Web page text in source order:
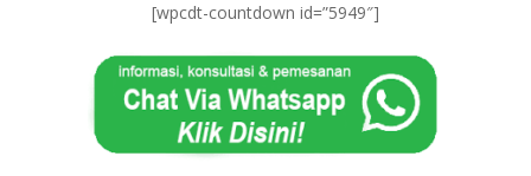
[wpcdt-countdown id=”5949″]